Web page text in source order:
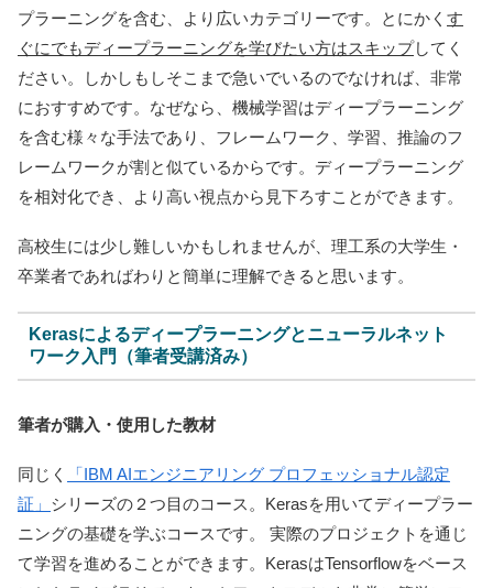
プラーニングを含む、より広いカテゴリーです。とにかく す
ぐにでもディープラーニングを学びたい方はスキップしてく
ださい。しかしもしそこまで急いでいるのでなければ、非常
におすすめです。なぜなら、機械学習はディープラーニング
を含む様々な手法であり、フレームワーク、学習、推論のフ
レームワークが割と似ているからです。ディープラーニング
を相対化でき、より高い視点から見下ろすことができます。
高校生には少し難しいかもしれませんが、理工系の大学生・
卒業者であればわりと簡単に理解できると思います。
Kerasによるディープラーニングとニューラルネット
ワーク入門（筆者受講済み）
筆者が購入・使用した教材
同じく
「IBM AIエンジニアリング プロフェッショナル認定
証」 シリーズの２つ目のコース。Kerasを用いてディープラー
ニングの基礎を学ぶコースです。 実際のプロジェクトを通じ
て学習を進めることができます。KerasはTensorflowをベース